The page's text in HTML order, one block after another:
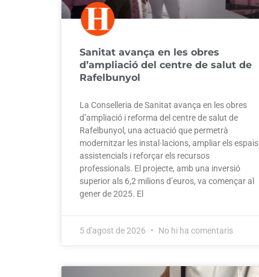
Sanitat avança en les obres
d’ampliació del centre de salut de
Rafelbunyol
La Conselleria de Sanitat avança en les obres
d’ampliació i reforma del centre de salut de
Rafelbunyol, una actuació que permetrà
modernitzar les instal·lacions, ampliar els espais
assistencials i reforçar els recursos
professionals. El projecte, amb una inversió
superior als 6,2 milions d’euros, va començar al
gener de 2025. El
5 d'agost de 2026 No hi ha comentaris